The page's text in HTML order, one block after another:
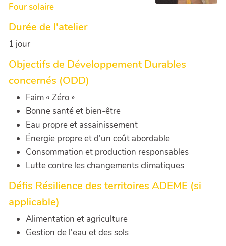
Four solaire
Durée de l'atelier
1 jour
Objectifs de Développement Durables
concernés (ODD)
Faim « Zéro »
Bonne santé et bien-être
Eau propre et assainissement
Énergie propre et d'un coût abordable
Consommation et production responsables
Lutte contre les changements climatiques
Défis Résilience des territoires ADEME (si
applicable)
Alimentation et agriculture
Gestion de l'eau et des sols